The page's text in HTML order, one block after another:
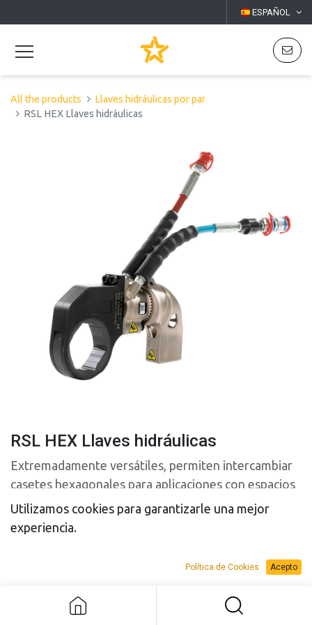
ESPAÑOL
All the products
Llaves hidráulicas por par
RSL HEX Llaves hidráulicas
RSL HEX Llaves hidráulicas
Extremadamente versátiles, permiten intercambiar
casetes hexagonales para aplicaciones con espacios
muy reducidos y diferentes tamaños de pernos
Utilizamos cookies para garantizarle una mejor
experiencia.
Política de Cookies Acepto